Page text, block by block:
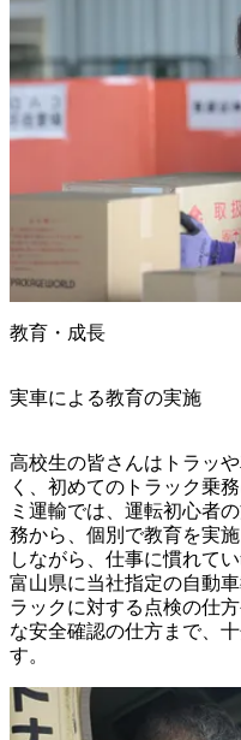
教育・成長
実車による教育の実施
高校生の皆さんはトラッ
く、初めてのトラック乗
ミ運輸では、運転初心者
務から、個別で教育を実
しながら、仕事に慣れて
富山県に当社指定の自動
ラックに対する点検の仕
な安全確認の仕方まで、
す。